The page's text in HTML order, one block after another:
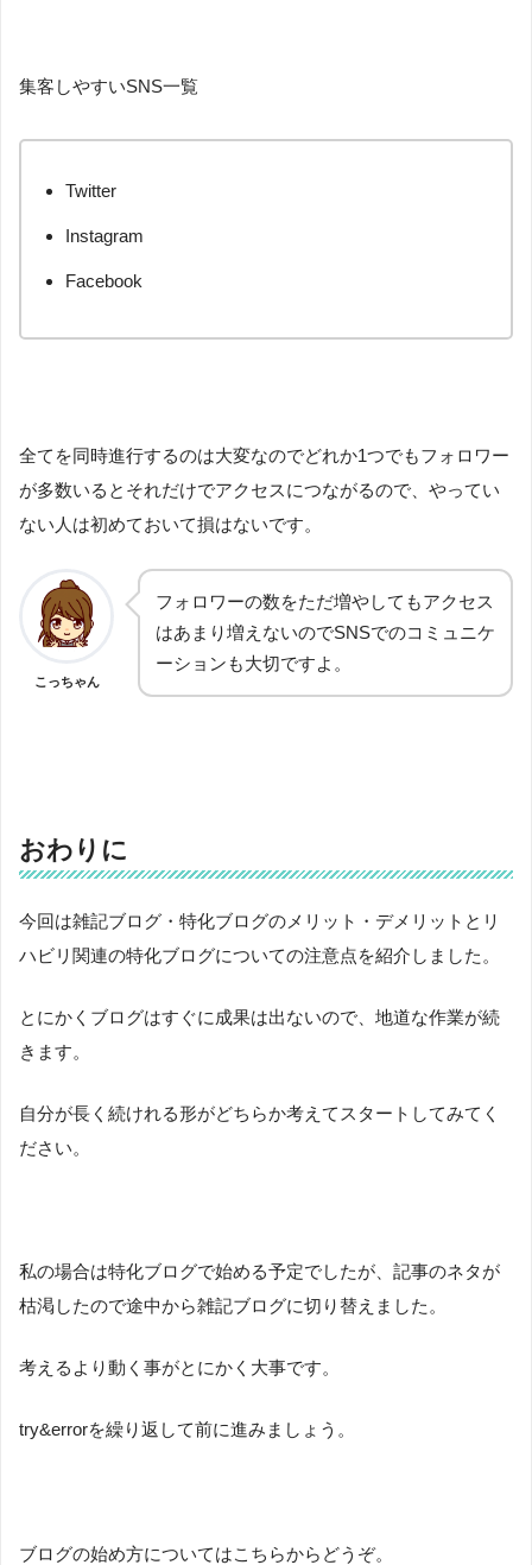
集客しやすいSNS一覧
Twitter
Instagram
Facebook
全てを同時進行するのは大変なのでどれか1つでもフォロワー
が多数いるとそれだけでアクセスにつながるので、やってい
ない人は初めておいて損はないです。
こっちゃん
フォロワーの数をただ増やしてもアクセス
はあまり増えないのでSNSでのコミュニケ
ーションも大切ですよ。
おわりに
今回は雑記ブログ・特化ブログのメリット・デメリットとリ
ハビリ関連の特化ブログについての注意点を紹介しました。
とにかくブログはすぐに成果は出ないので、地道な作業が続
きます。
自分が長く続けれる形がどちらか考えてスタートしてみてく
ださい。
私の場合は特化ブログで始める予定でしたが、記事のネタが
枯渇したので途中から雑記ブログに切り替えました。
考えるより動く事がとにかく大事です。
try&errorを繰り返して前に進みましょう。
ブログの始め方についてはこちらからどうぞ。